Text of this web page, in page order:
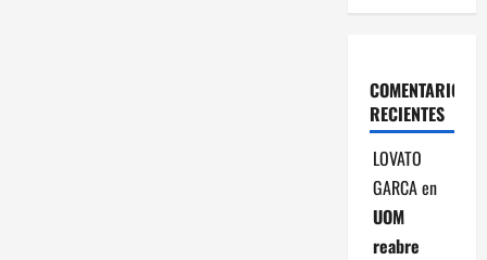
COMENTARIOS
RECIENTES
LOVATO
GARCAen
UOM
reabre